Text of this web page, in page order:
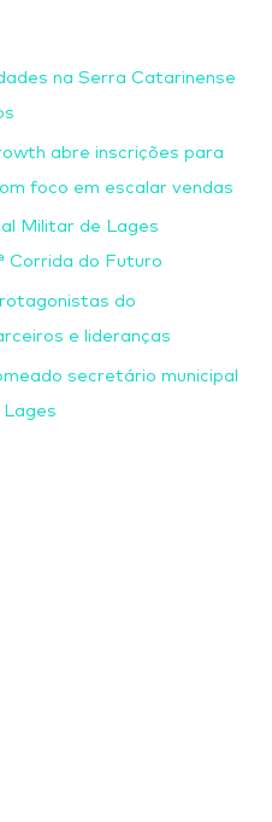
na Serra Catarinense
abre inscrições para
foco em escalar vendas
Militar de Lages
Corrida do Futuro
do
e lideranças
secretário municipal
Lages